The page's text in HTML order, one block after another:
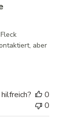
aber
0
0